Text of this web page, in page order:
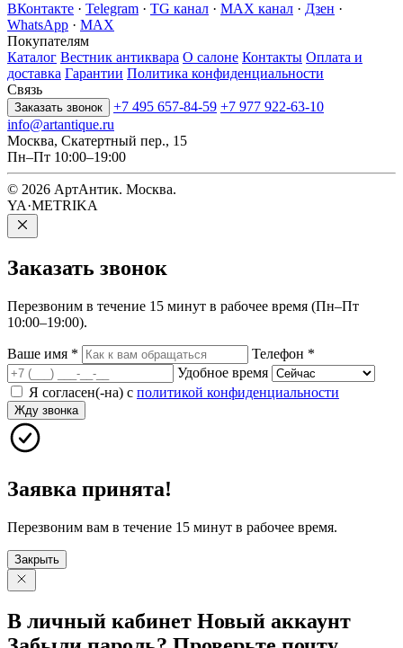
ВКонтакте · Telegram · TG канал · MAX канал · Дзен ·
WhatsApp · MAX
Покупателям
Каталог Вестник антиквара О салоне Контакты Оплата и
доставка Гарантии Политика конфиденциальности
Связь
Заказать звонок +7 495 657-84-59 +7 977 922-63-10
info@artantique.ru
Москва, Скатертный пер., 15
Пн–Пт 10:00–19:00
© 2026 АртАнтик. Москва.
YA·METRIKA
Заказать звонок
Перезвоним в течение 15 минут в рабочее время (Пн–Пт
10:00–19:00).
Ваше имя * Телефон *
Удобное время
Я согласен(-на) с политикой конфиденциальности
Жду звонка
Заявка принята!
Перезвоним вам в течение 15 минут в рабочее время.
Закрыть
В личный кабинет Новый аккаунт